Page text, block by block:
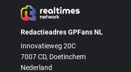
Redactieadres GPFans NL
Innovatieweg 20C
7007 CD, Doetinchem
Nederland